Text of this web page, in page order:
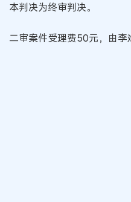
本判决为终审判决。
二审案件受理费50元，由李